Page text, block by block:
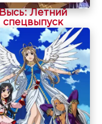
Летний
спецвыпуск